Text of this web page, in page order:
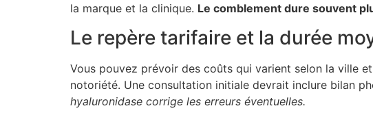
la marque et la clinique. Le comblement dure souvent
Le repère tarifaire et la durée
Vous pouvez prévoir des coûts qui varient selon la ville
notoriété. Une consultation initiale devrait inclure bilan
hyaluronidase corrige les erreurs éventuelles.